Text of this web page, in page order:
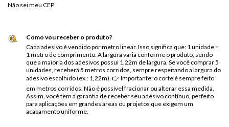
Não sei meu CEP
Como vou receber o produto?
Cada adesivo é vendido por metro linear. Isso significa que: 1 unidade =
1 metro de comprimento. A largura varia conforme o produto, sendo
que a maioria dos adesivos possui 1,22m de largura. Se você comprar 5
unidades, receberá 5 metros corridos, sempre respeitando a largura do
adesivo escolhido (ex.: 1,22m). 👉 Importante: o corte é sempre feito
em metros corridos. Não é possível fracionar ou alterar essa medida.
Assim, você tem a garantia de receber seu adesivo contínuo, perfeito
para aplicações em grandes áreas ou projetos que exigem um
acabamento uniforme.